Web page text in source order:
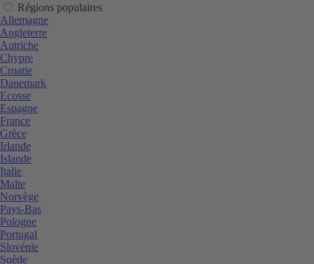
Régions populaires
Allemagne
Angleterre
Autriche
Chypre
Croatie
Danemark
Ecosse
Espagne
France
Grèce
Irlande
Islande
Italie
Malte
Norvège
Pays-Bas
Pologne
Portugal
Slovénie
Suède